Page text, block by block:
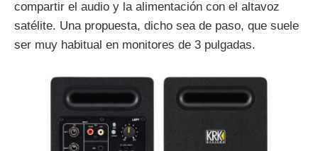
compartir el audio y la alimentación con el altavoz
satélite. Una propuesta, dicho sea de paso, que suele
ser muy habitual en monitores de 3 pulgadas.